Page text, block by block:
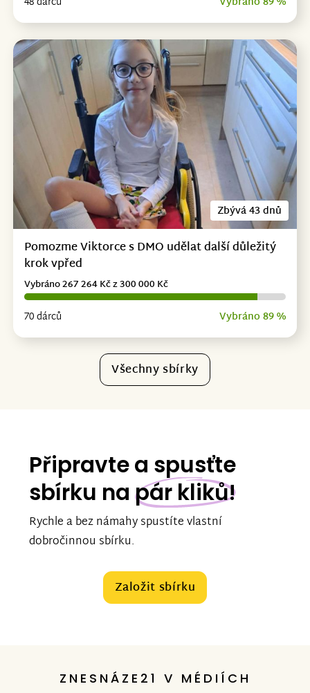
Zbývá 43 dnů
Pomozme Viktorce s DMO udělat další důležitý
krok vpřed
70 dárců Vybráno 89 %
Vybráno 267 264 Kč z 300 000 Kč
Všechny sbírky
Připravte a spusťte
sbírku na pár kliků!
Rychle a bez námahy spustíte vlastní
dobročinnou sbírku.
Založit sbírku
ZNESNÁZE21 V MÉDIÍCH